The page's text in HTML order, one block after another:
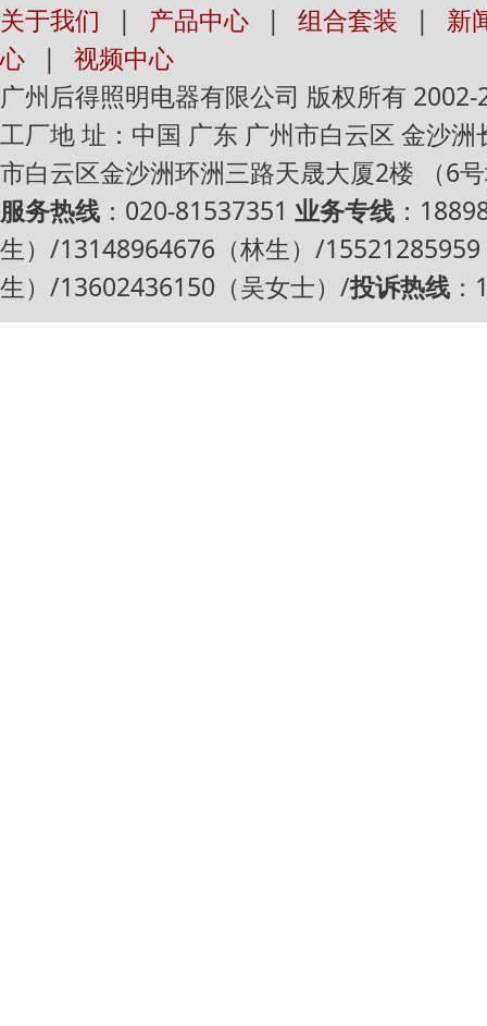
关于我们 | 产品中心 | 组合套装 |
新
心
|
视频中心
广州后得照明电器有限公司 版权所有
工厂地 址：中国 广东 广州市白云区 金沙
市白云区金沙洲环洲三路天晟大厦2楼 （6
服务热线 ：020-81537351 业务专线 ：
生）/13148964676（林生）/
生）/13602436150（吴女士）/投诉热线